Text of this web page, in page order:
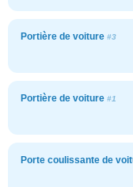
Portière de voiture #3
Portière de voiture #1
Porte coulissante de